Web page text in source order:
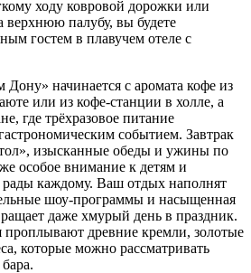
ходу ковровой дорожки или
верхнюю палубу, вы будете
гостем в плавучем отеле с
начинается с аромата кофе из
или из кофе-станции в холле, а
где трёхразовое питание
событием. Завтрак
изысканные обеды и ужины по
особое внимание к детям и
рады каждому. Ваш отдых наполнят
шоу-программы и насыщенная
даже хмурый день в праздник.
проплывают древние кремли, золотые
которые можно рассматривать